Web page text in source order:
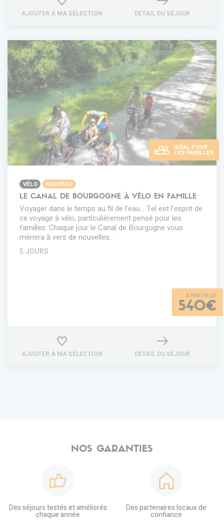
AJOUTER À MA SÉLECTION DÉTAIL DU SÉJOUR
IDÉAL POUR
LES FAMILLES
VÉLO NOUVEAU
LE CANAL DE BOURGOGNE À VÉLO EN FAMILLE
Voyager dans le temps au fil de l’eau… Tel est l’esprit de
ce voyage à vélo, particulièrement pensé pour les
familles. Chaque jour le Canal de Bourgogne vous
mènera à vers de nouvelles…
5 JOURS
540€
AJOUTER À MA SÉLECTION DÉTAIL DU SÉJOUR
NOS GARANTIES
Des séjours testés et améliorés
chaque année
Des partenaires locaux de
confiance